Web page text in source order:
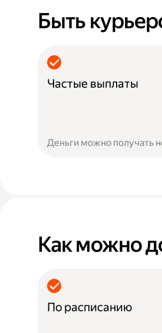
Быть
Частые выплаты
Деньги можно получать
Как можно
По расписанию